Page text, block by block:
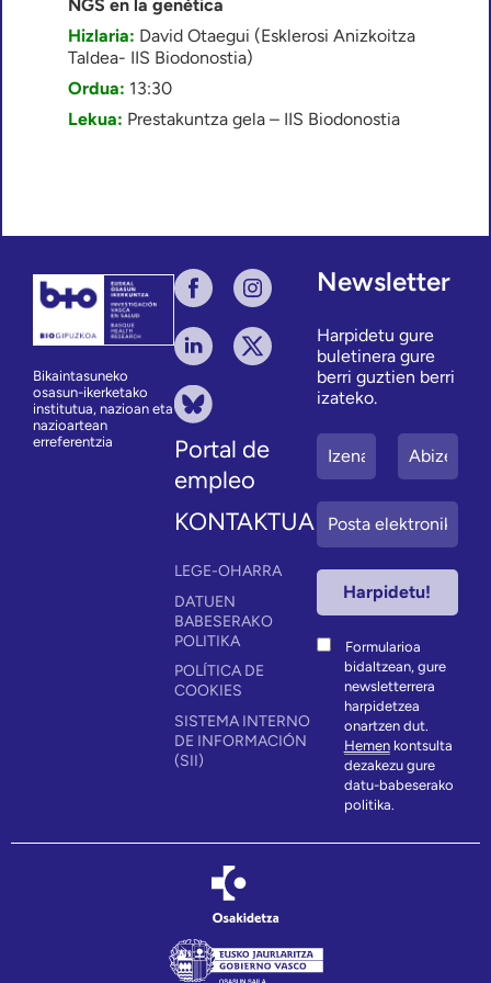
NGS en la genética
Hizlaria: David Otaegui (Esklerosi Anizkoitza
Taldea- IIS Biodonostia)
Ordua: 13:30
Lekua: Prestakuntza gela – IIS Biodonostia
Bikaintasuneko
osasun-ikerketako
institutua, nazioan eta
nazioartean
erreferentzia
Portal de
empleo
KONTAKTUA
LEGE-OHARRA
DATUEN
BABESERAKO
POLITIKA
POLÍTICA DE
COOKIES
SISTEMA INTERNO
DE INFORMACIÓN
(SII)
Newsletter
Harpidetu gure
buletinera gure
berri guztien berri
izateko.
Formularioa
bidaltzean, gure
newsletterrera
harpidetzea
onartzen dut.
Hemenkontsulta
dezakezu gure
datu-babeserako
politika.